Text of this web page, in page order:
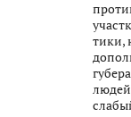
тики,